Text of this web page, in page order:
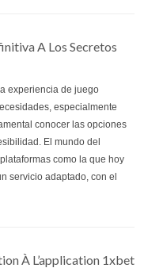
A Los Secretos
experiencia de juego
especialmente
conocer las opciones
El mundo del
como la que hoy
servicio adaptado, con el
À L’application 1xbet